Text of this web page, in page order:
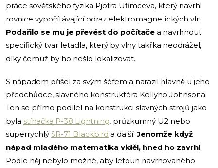
práce sovětského fyzika Pjotra Ufimceva, který navrhl
rovnice vypočítávající odraz elektromagnetických vln.
Podařilo se mu je převést do počítače a navrhnout
specifický tvar letadla, který by vlny takřka neodrážel,
díky čemuž by ho nešlo lokalizovat.
S nápadem přišel za svým šéfem a narazil hlavně u jeho
předchůdce, slavného konstruktéra Kellyho Johnsona.
Ten se přímo podílel na konstrukci slavných strojů jako
byla stíhačka P-38 Lightning, průzkumný U2 nebo
superrychlý SR-71 Blackbird a další.Jenomže když
nápad mladého matematika viděl, hned ho zavrhl.
Podle něj nebylo možné, aby letoun navrhovaného